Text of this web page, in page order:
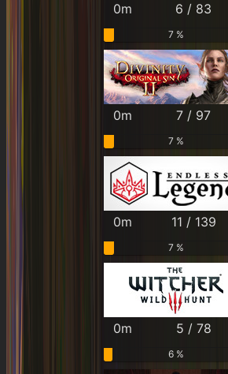
0m 6 / 83
7 %
0m 7 / 97
7 %
0m 11 / 139
7 %
0m 5 / 78
6 %